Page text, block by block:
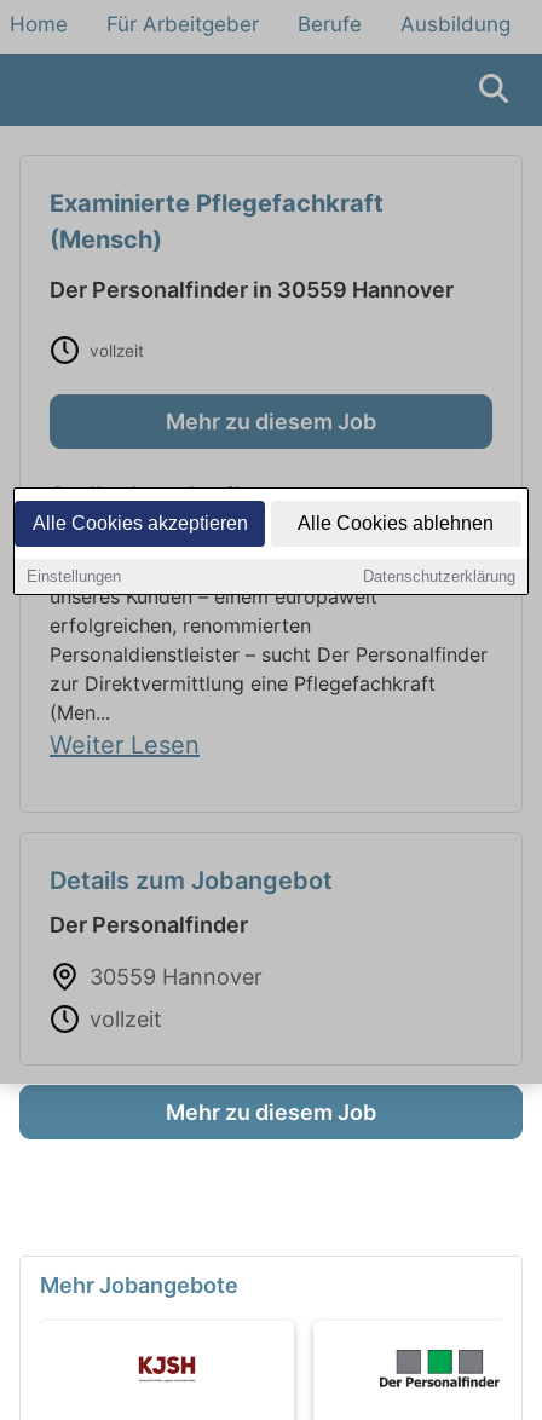
Alle Cookies akzeptieren Alle Cookies ablehnen
Einstellungen Datenschutzerklärung
Home Für Arbeitgeber Berufe Ausbildung
Examinierte Pflegefachkraft
(Mensch)
Der Personalfinder in 30559 Hannover
vollzeit
Mehr zu diesem Job
Stellenbeschreibung
Examinierte Pflegefachkraft (Mensch)
Wieder glücklich werden im Job? Im Auftrag
unseres Kunden – einem europaweit
erfolgreichen, renommierten
Personaldienstleister – sucht Der Personalfinder
zur Direktvermittlung eine Pflegefachkraft
(Men...
Weiter Lesen
Details zum Jobangebot
Der Personalfinder
30559 Hannover
vollzeit
Mehr zu diesem Job
Mehr Jobangebote